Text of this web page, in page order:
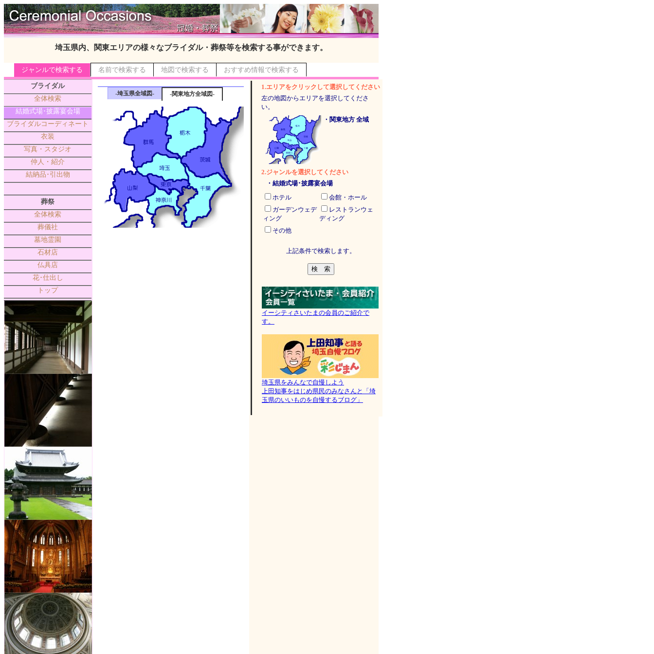
埼玉県内、関東エリアの様々なブライダル・葬祭等を検索する事ができます。
ジャンルで検索する 名前で検索する 地図で検索する おすすめ情報で検索する
ブライダル
全体検索
結婚式場･披露宴会場
ブライダルコーディネート
衣装
写真・スタジオ
仲人・紹介
結納品･引出物
葬祭
全体検索
葬儀社
墓地霊園
石材店
仏具店
花･仕出し
トップ
-埼玉県全域図- -関東地方全域図-
1.エリアをクリックして選択してください
左の地図からエリアを選択してくださ
い。
・関東地方 全域
2.ジャンルを選択してください
・結婚式場･披露宴会場
ホテル
会館・ホール
ガーデンウェデ
ィング
レストランウェ
ディング
その他
上記条件で検索します。
イーシティさいたまの会員のご紹介で
す。
埼玉県をみんなで自慢しよう
上田知事をはじめ県民のみなさんと「埼
玉県のいいものを自慢するブログ」